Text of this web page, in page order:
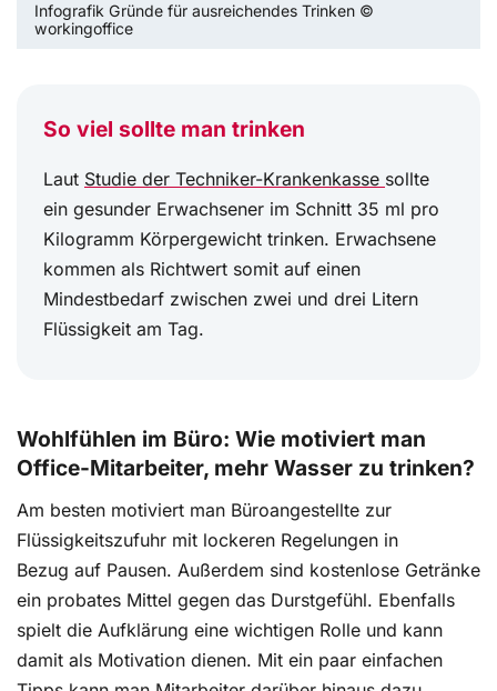
Infografik Gründe für ausreichendes Trinken ©
workingoffice
So viel sollte man trinken
Laut Studie der Techniker-Krankenkasse sollte
ein gesunder Erwachsener im Schnitt 35 ml pro
Kilogramm Körpergewicht trinken. Erwachsene
kommen als Richtwert somit auf einen
Mindestbedarf zwischen zwei und drei Litern
Flüssigkeit am Tag.
Wohlfühlen im Büro: Wie motiviert man
Office-Mitarbeiter, mehr Wasser zu trinken?
Am besten motiviert man Büroangestellte zur
Flüssigkeitszufuhr mit lockeren Regelungen in
Bezug auf Pausen. Außerdem sind kostenlose Getränke
ein probates Mittel gegen das Durstgefühl. Ebenfalls
spielt die Aufklärung eine wichtigen Rolle und kann
damit als Motivation dienen. Mit ein paar einfachen